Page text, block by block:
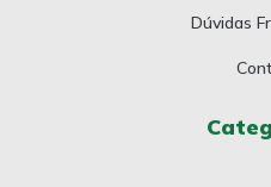
Dúvidas